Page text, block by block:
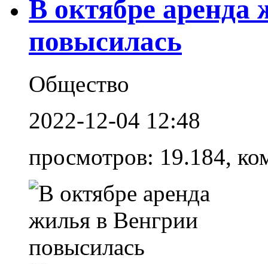
В октябре аренда
повысилась
Общество
2022-12-04 12:48
просмотров: 19.184,